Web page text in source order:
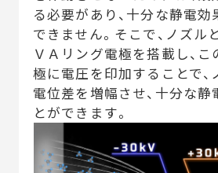
る必要があり、十分な静電
できません。そこで、ノズル
ＶＡリング電極を搭載し、
極に電圧を印加することで、
電位差を増幅させ、十分な静
とができます。